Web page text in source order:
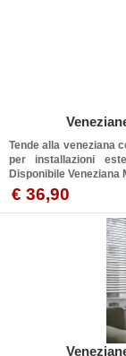
Tende alla veneziana
per installazioni
Disponibile Veneziana
€ 36,90